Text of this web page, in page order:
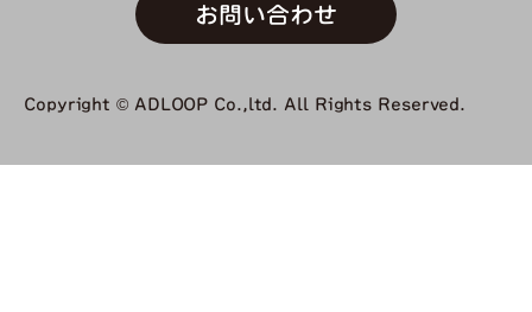
お問い合わせ
Copyright © ADLOOP Co.,ltd. All Rights Reserved.